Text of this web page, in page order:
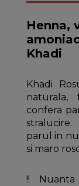
Henna,
Khadi
Khadi
naturala,
confera
parul in
si maro
!!